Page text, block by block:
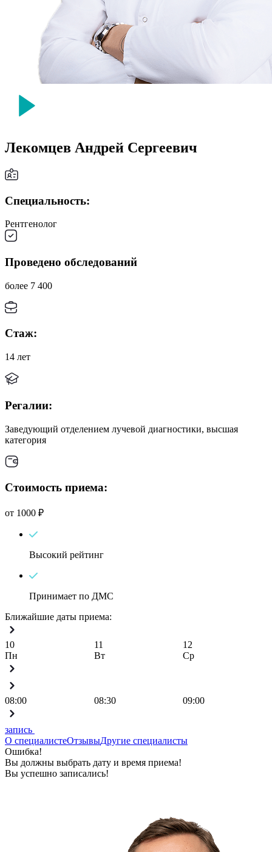
Лекомцев Андрей Сергеевич
Специальность:
Рентгенолог
Проведено обследований
более 7 400
Стаж:
14 лет
Регалии:
Заведующий отделением лучевой диагностики, высшая
категория
Стоимость приема:
от 1000 ₽
Высокий рейтинг
Принимает по ДМС
Ближайшие даты приема:
10
Пн
11
Вт
12
Ср
08:00 08:30 09:00
запись
О специалистеОтзывыДругие специалисты
Ошибка!
Вы должны выбрать дату и время приема!
Вы успешно записались!